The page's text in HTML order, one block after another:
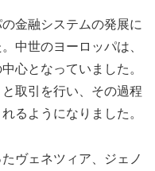
金融システムの発展に
中世のヨーロッパは、
心となっていました。
取引を行い、その過程
るようになりました。
ヴェネツィア、ジェノ